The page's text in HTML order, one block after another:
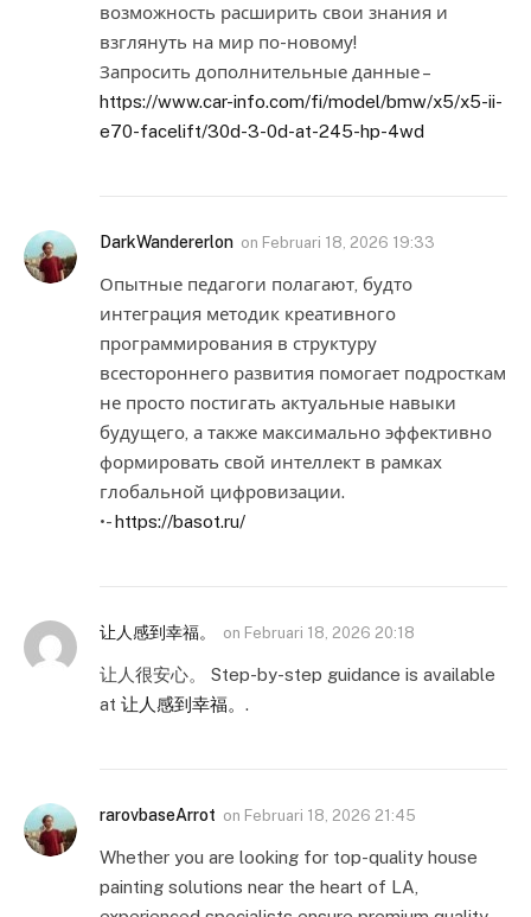
возможность расширить свои знания и
взглянуть на мир по-новому!
Запросить дополнительные данные –
https://www.car-info.com/fi/model/bmw/x5/x5-ii-
e70-facelift/30d-3-0d-at-245-hp-4wd
DarkWandererlon on Februari 18, 2026 19:33
Опытные педагоги полагают, будто
интеграция методик креативного
программирования в структуру
всестороннего развития помогает подросткам
не просто постигать актуальные навыки
будущего, а также максимально эффективно
формировать свой интеллект в рамках
глобальной цифровизации.
•-https://basot.ru/
让人感到幸福。 on Februari 18, 2026 20:18
让人很安心。 Step-by-step guidance is available
at 让人感到幸福。 .
rarovbaseArrot on Februari 18, 2026 21:45
Whether you are looking for top-quality house
painting solutions near the heart of LA,